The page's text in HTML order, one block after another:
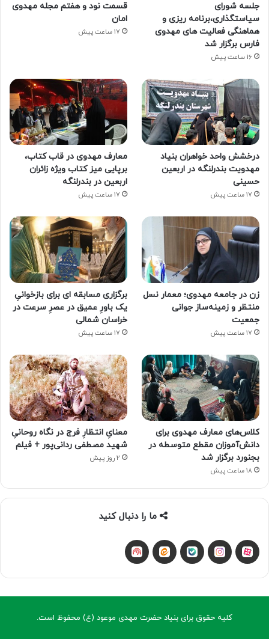
جلسه شورای
سیاستگذاری،برنامه ریزی و
هماهنگی فعالیت های مهدوی
فارس برگزار شد
16 ساعت پیش
قسمت نود و هفتم مجله مهدوی
امان
17 ساعت پیش
درخشش واحد خواهران بنیاد
مهدویت بندرلنگه در اربعین
حسینی
17 ساعت پیش
معارف مهدوی در قاب کتاب،
برپایی میز کتاب ویژه زائران
اربعین در بندرلنگه
17 ساعت پیش
زن در جامعه مهدوی؛ معمار نسل
منتظر و زمینه‌ساز جوانی
جمعیت
17 ساعت پیش
برگزاری مسابقه ای برای بازخوانیِ
یک باورِ عمیق در عصرِ سرعت در
خراسان شمالی
17 ساعت پیش
کلاس‌های معارف مهدوی برای
دانش‌آموزان مقطع متوسطه در
بجنورد برگزار شد
18 ساعت پیش
معنایِ انتظارِ فرج در نگاه روحانیِ
شهید مصطفی ردانی‌پور + فیلم
2 روز پیش
ما را دنبال کنید
آپاراتاینستاگرام
بله ایتا شنوتو
کلیه حقوق برای بنیاد حضرت مهدی موعود (ع) محفوظ است.